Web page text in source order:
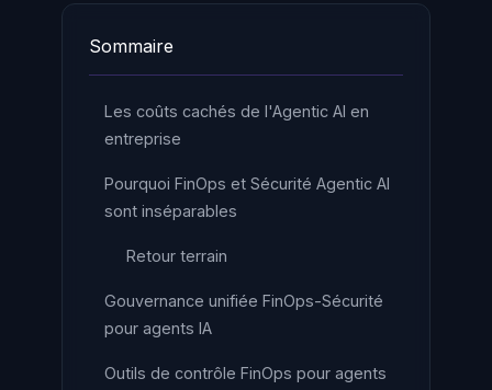
Sommaire
Les coûts cachés de l'Agentic AI en
entreprise
Pourquoi FinOps et Sécurité Agentic AI
sont inséparables
Retour terrain
Gouvernance unifiée FinOps-Sécurité
pour agents IA
Outils de contrôle FinOps pour agents